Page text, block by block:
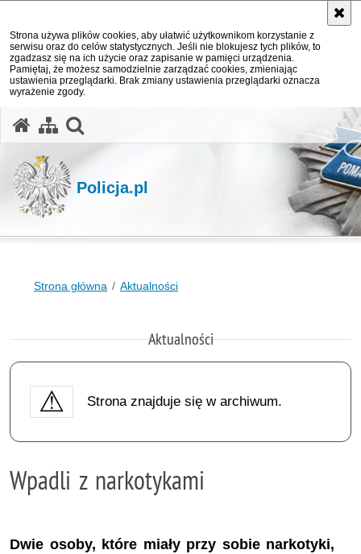
Strona używa plików cookies, aby ułatwić użytkownikom korzystanie z
serwisu oraz do celów statystycznych. Jeśli nie blokujesz tych plików, to
zgadzasz się na ich użycie oraz zapisanie w pamięci urządzenia.
Pamiętaj, że możesz samodzielnie zarządzać cookies, zmieniając
ustawienia przeglądarki. Brak zmiany ustawienia przeglądarki oznacza
wyrażenie zgody.
Policja.pl
Strona główna Aktualności
Aktualności
Strona znajduje się w archiwum.
Wpadli z narkotykami
Dwie osoby, które miały przy sobie narkotyki,